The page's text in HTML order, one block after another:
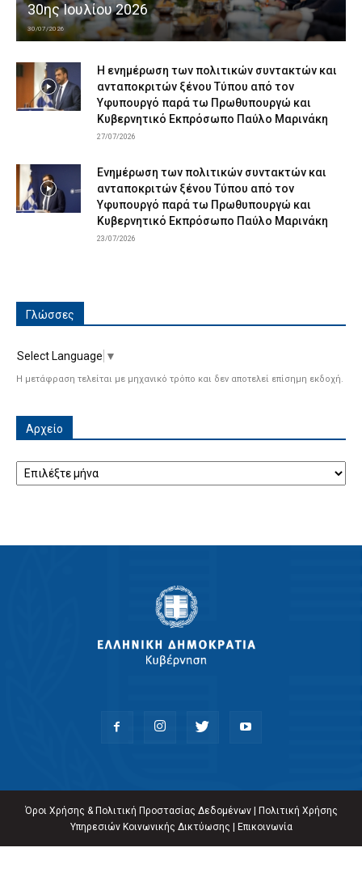
30ης Ιουλίου 2026
30/07/2026
Η ενημέρωση των πολιτικών συντακτών και
ανταποκριτών ξένου Τύπου από τον
Υφυπουργό παρά τω Πρωθυπουργώ και
Κυβερνητικό Εκπρόσωπο Παύλο Μαρινάκη
27/07/2026
Ενημέρωση των πολιτικών συντακτών και
ανταποκριτών ξένου Τύπου από τον
Υφυπουργό παρά τω Πρωθυπουργώ και
Κυβερνητικό Εκπρόσωπο Παύλο Μαρινάκη
23/07/2026
Γλώσσες
Select Language ▼
Η μετάφραση τελείται με μηχανικό τρόπο και δεν αποτελεί επίσημη εκδοχή.
Αρχείο
Αρχείο
Όροι Χρήσης & Πολιτική Προστασίας Δεδομένων| Πολιτική Χρήσης
Υπηρεσιών Κοινωνικής Δικτύωσης | Επικοινωνία